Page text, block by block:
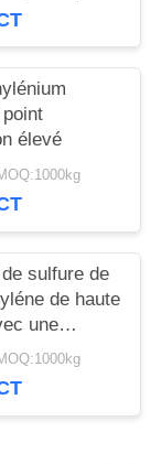
élevé
sulfure de
de haute
une
résistance